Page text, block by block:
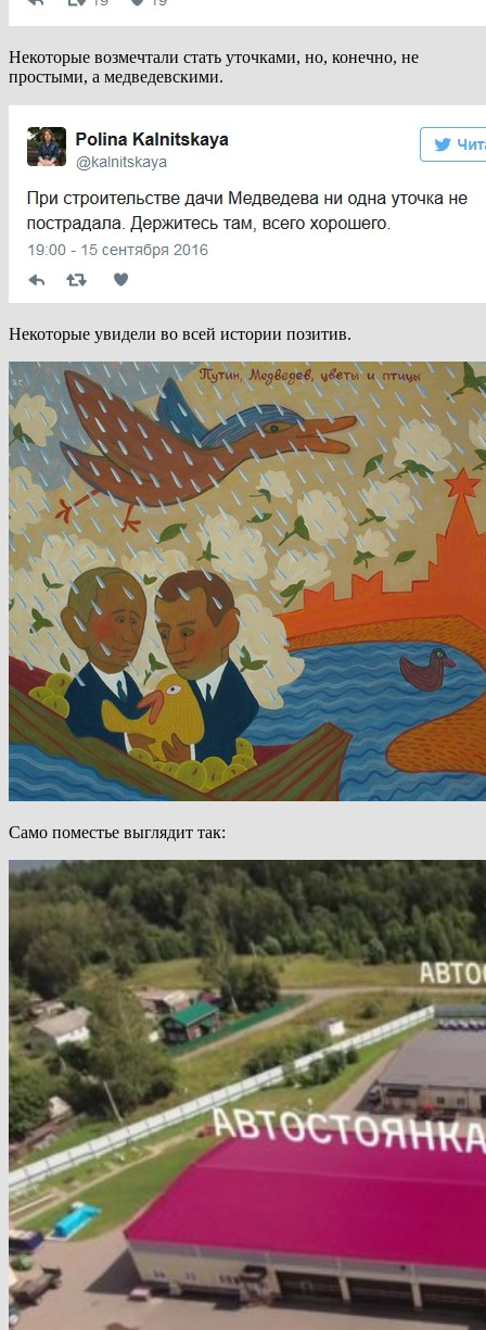
Некоторые возмечтали стать уточками, но, конечно, не
простыми, а медведевскими.
Некоторые увидели во всей истории позитив.
Само поместье выглядит так: